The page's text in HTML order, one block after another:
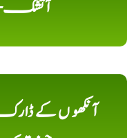
آتشک-
آنکھو ں کے